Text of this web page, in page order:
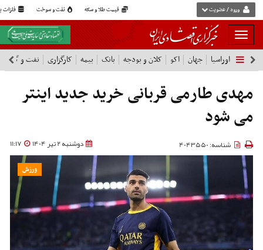
قیمت طلا و سکه نفت و سوخت فلزات ورود / عضویت
بار
و
بسته
نمودن
فهرست
اوراسیا جهان اکو کلان و بودجه بانک بیمه کارگزاری نفت و گاز
مهدی طارمی قربانی خرید جدید اینتر
می شود
دوشنبه 2 تیر 1404 11:17 شناسه: 4043550
ورزش